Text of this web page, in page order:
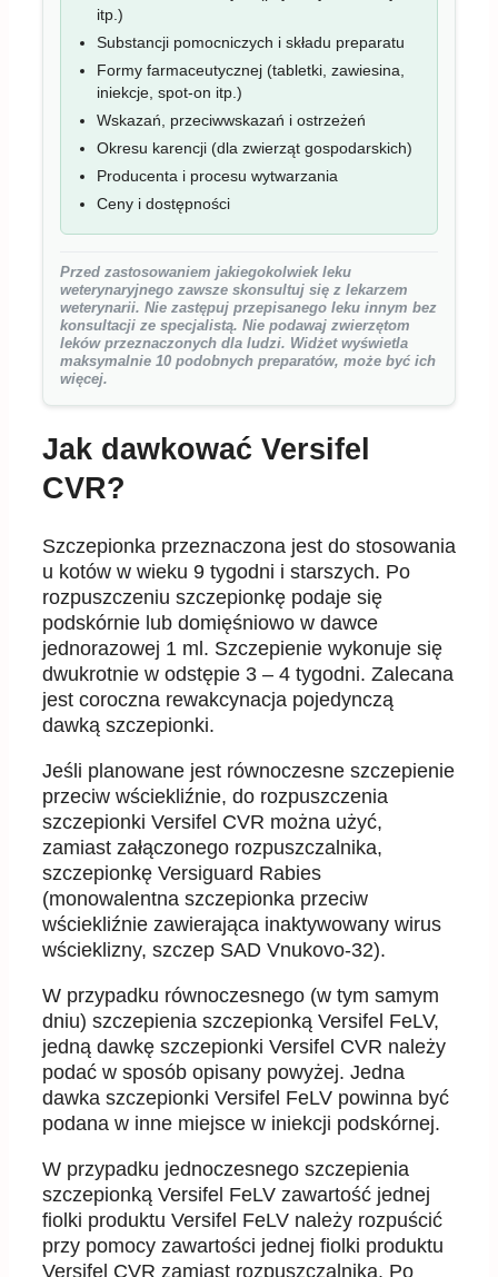
itp.)
Substancji pomocniczych i składu preparatu
Formy farmaceutycznej (tabletki, zawiesina,
iniekcje, spot-on itp.)
Wskazań, przeciwwskazań i ostrzeżeń
Okresu karencji (dla zwierząt gospodarskich)
Producenta i procesu wytwarzania
Ceny i dostępności
Przed zastosowaniem jakiegokolwiek leku
weterynaryjnego zawsze skonsultuj się z lekarzem
weterynarii. Nie zastępuj przepisanego leku innym bez
konsultacji ze specjalistą. Nie podawaj zwierzętom
leków przeznaczonych dla ludzi. Widżet wyświetla
maksymalnie 10 podobnych preparatów, może być ich
więcej.
Jak dawkować Versifel
CVR?
Szczepionka przeznaczona jest do stosowania
u kotów w wieku 9 tygodni i starszych. Po
rozpuszczeniu szczepionkę podaje się
podskórnie lub domięśniowo w dawce
jednorazowej 1 ml. Szczepienie wykonuje się
dwukrotnie w odstępie 3 – 4 tygodni. Zalecana
jest coroczna rewakcynacja pojedynczą
dawką szczepionki.
Jeśli planowane jest równoczesne szczepienie
przeciw wściekliźnie, do rozpuszczenia
szczepionki Versifel CVR można użyć,
zamiast załączonego rozpuszczalnika,
szczepionkę Versiguard Rabies
(monowalentna szczepionka przeciw
wściekliźnie zawierająca inaktywowany wirus
wścieklizny, szczep SAD Vnukovo-32).
W przypadku równoczesnego (w tym samym
dniu) szczepienia szczepionką Versifel FeLV,
jedną dawkę szczepionki Versifel CVR należy
podać w sposób opisany powyżej. Jedna
dawka szczepionki Versifel FeLV powinna być
podana w inne miejsce w iniekcji podskórnej.
W przypadku jednoczesnego szczepienia
szczepionką Versifel FeLV zawartość jednej
fiolki produktu Versifel FeLV należy rozpuścić
przy pomocy zawartości jednej fiolki produktu
Versifel CVR zamiast rozpuszczalnika. Po